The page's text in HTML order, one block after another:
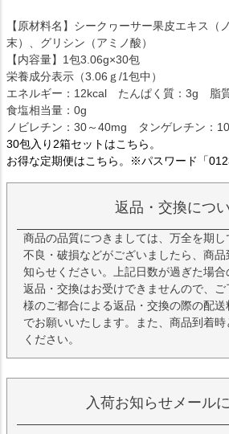
【原材料名】シークヮーサー果皮エキス（
末）、グリシン（アミノ酸）
【内容量】1包3.06g×30包
栄養成分表示（3.06ｇ/1包中）
エネルギー：12kcal たんぱく質：3g 脂
食塩相当量：0g
ノビレチン：30～40mg タンゲレチン：
30包入り2箱セットはこちら。
お得な定期便はこちら。※パスワード「
返品・交換につ
商品の品質につきましては、万全を期
不良・破損などがございましたら、商
知らせください。上記日数が過ぎた場合
返品・交換はお受けできませんので、
様のご都合による返品・交換の際の配送
でお願いいたします。また、商品到着
ください。
入荷お知らせメール